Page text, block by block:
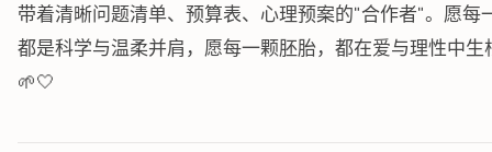
带着清晰问题清单、预算表、心理预案的"合作者"。愿每
都是科学与温柔并肩，愿每一颗胚胎，都在爱与理性中生
🌱🤍